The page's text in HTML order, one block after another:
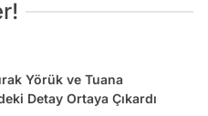
Yörük ve Tuana
Detay Ortaya Çıkardı